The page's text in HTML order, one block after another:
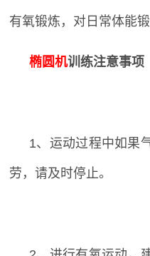
有氧锻炼，对日常体能
椭圆机训练注意事项
1、运动过程中如果
劳，请及时停止。